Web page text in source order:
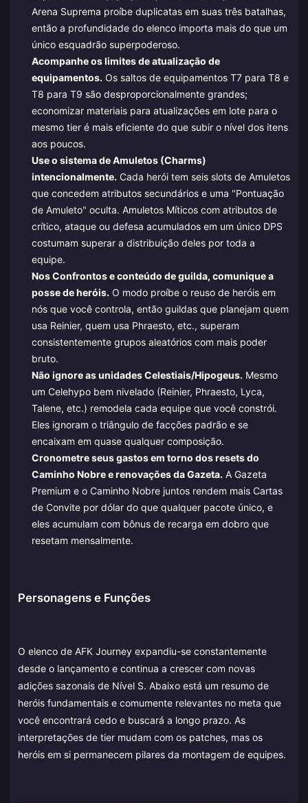
Arena Suprema proíbe duplicatas em suas três batalhas,
então a profundidade do elenco importa mais do que um
único esquadrão superpoderoso.
Acompanhe os limites de atualização de
equipamentos. Os saltos de equipamentos T7 para T8 e
T8 para T9 são desproporcionalmente grandes;
economizar materiais para atualizações em lote para o
mesmo tier é mais eficiente do que subir o nível dos itens
aos poucos.
Use o sistema de Amuletos (Charms)
intencionalmente. Cada herói tem seis slots de Amuletos
que concedem atributos secundários e uma "Pontuação
de Amuleto" oculta. Amuletos Míticos com atributos de
crítico, ataque ou defesa acumulados em um único DPS
costumam superar a distribuição deles por toda a
equipe.
Nos Confrontos e conteúdo de guilda, comunique a
posse de heróis. O modo proíbe o reuso de heróis em
nós que você controla, então guildas que planejam quem
usa Reinier, quem usa Phraesto, etc., superam
consistentemente grupos aleatórios com mais poder
bruto.
Não ignore as unidades Celestiais/Hipogeus. Mesmo
um Celehypo bem nivelado (Reinier, Phraesto, Lyca,
Talene, etc.) remodela cada equipe que você constrói.
Eles ignoram o triângulo de facções padrão e se
encaixam em quase qualquer composição.
Cronometre seus gastos em torno dos resets do
Caminho Nobre e renovações da Gazeta. A Gazeta
Premium e o Caminho Nobre juntos rendem mais Cartas
de Convite por dólar do que qualquer pacote único, e
eles acumulam com bônus de recarga em dobro que
resetam mensalmente.
Personagens e Funções
O elenco de AFK Journey expandiu-se constantemente
desde o lançamento e continua a crescer com novas
adições sazonais de Nível S. Abaixo está um resumo de
heróis fundamentais e comumente relevantes no meta que
você encontrará cedo e buscará a longo prazo. As
interpretações de tier mudam com os patches, mas os
heróis em si permanecem pilares da montagem de equipes.